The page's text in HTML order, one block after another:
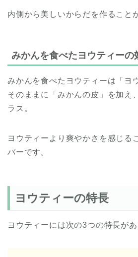
内側から美しいからだを作ること
みかんを食べたヨウティーの
みかんを食べたヨウティーは「ヨ
そのままに「みかんの皮」を加え
ラス。
ヨウティーより爽やかさを感じる
バーです。
ヨウティーの特長
ヨウティーには次の3つの特長があ